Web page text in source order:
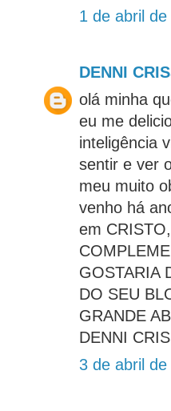
1 de abril
DENNI
olá minha
eu me
inteligência
sentir e ver
meu muito
venho há
em
GOSTARIA
DO SEU
GRANDE
DENNI
3 de abril